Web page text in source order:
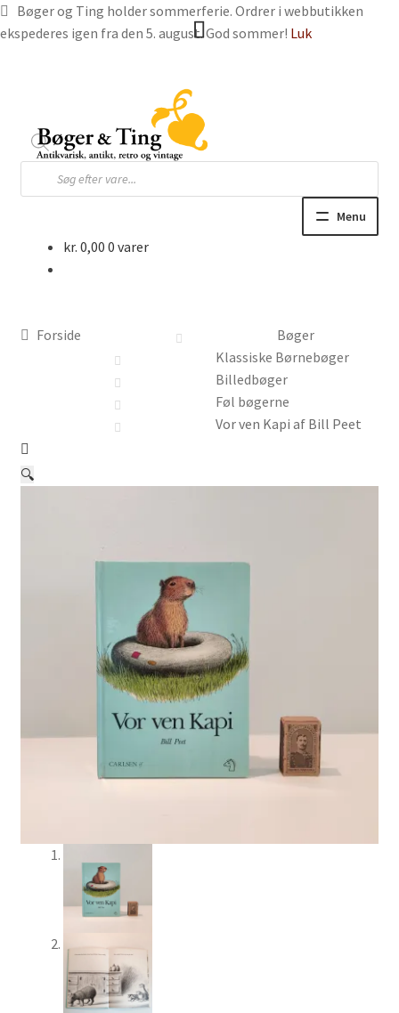
Bøger og Ting holder sommerferie. Ordrer i webbutikken
ekspederes igen fra den 5. august. God sommer! Luk
navigation
indhold
Products
search
Menu
Ting
kr. 0,00 0 varer
Forside
Bøger
Klassiske Børnebøger
Billedbøger
Føl bøgerne
Vor ven Kapi af Bill Peet
🔍